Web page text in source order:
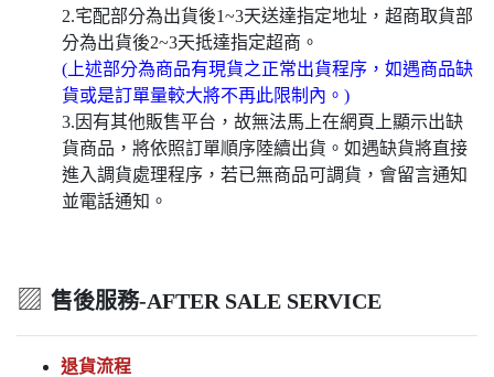
2.宅配部分為出貨後1~3天送達指定地址，超商取貨部
分為出貨後2~3天抵達指定超商。
(上述部分為商品有現貨之正常出貨程序，如遇商品缺
貨或是訂單量較大將不再此限制內。)
3.因有其他販售平台，故無法馬上在網頁上顯示出缺
貨商品，將依照訂單順序陸續出貨。如遇缺貨將直接
進入調貨處理程序，若已無商品可調貨，會留言通知
並電話通知。
▨ 售後服務-AFTER SALE SERVICE
退貨流程